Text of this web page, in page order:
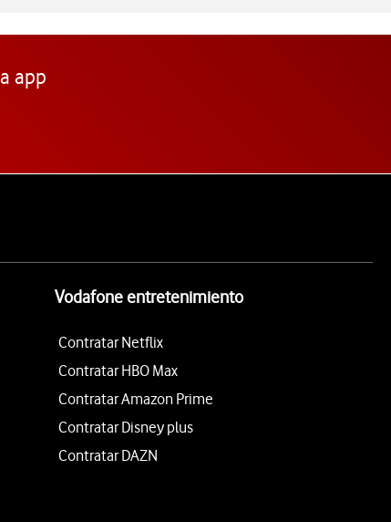
app
Vodafone entretenimiento
Contratar Netflix
Contratar HBO Max
Contratar Amazon Prime
Contratar Disney plus
Contratar DAZN